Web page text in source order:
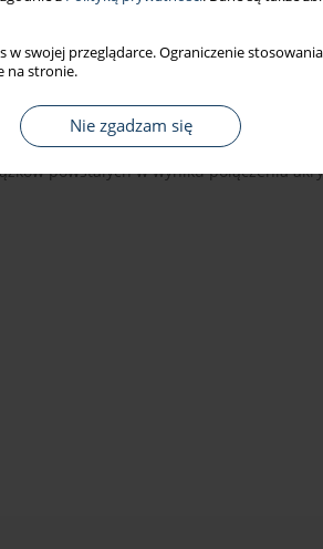
w swojej przeglądarce. Ograniczenie
na stronie.
Nie zgadzam się
i kancerogenną aktywność
akrylamidu na organizm człowieka.
przekształceniu do pochodnej
jednoznacznie tylko w badaniach
dowodów, że akrylamid spożywany wraz
na akrylamid dokonywana jest przez
powstałych w wyniku połączenia